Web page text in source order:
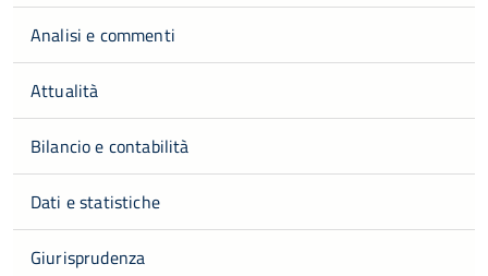
Analisi e commenti
Attualità
Bilancio e contabilità
Dati e statistiche
Giurisprudenza